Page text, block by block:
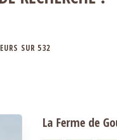
SUR 532
La Ferme de